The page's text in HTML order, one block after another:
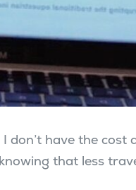
don’t have the cost
that less